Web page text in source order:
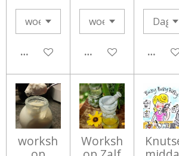
IN WINKELWAGENIN WINKELWAGEN
IN
worksh
Worksh